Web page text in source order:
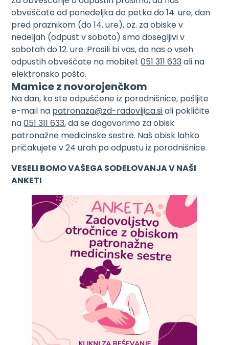
obveščate od ponedeljka do petka do 14. ure, dan
pred praznikom (do 14. ure), oz. za obiske v
nedeljah (odpust v soboto) smo dosegljivi v
sobotah do 12. ure. Prosili bi vas, da nas o vseh
odpustih obveščate na mobitel:051 311 633ali na
elektronsko pošto.
Mamice z novorojenčkom
Na dan, ko ste odpuščene iz porodnišnice, pošljite
e-mail na patronaza@zd-radovljica.siali pokličite
na051 311 633, da se dogovorimo za obisk
patronažne medicinske sestre. Naš obisk lahko
pričakujete v 24 urah po odpustu iz porodnišnice.
VESELI BOMO VAŠEGA SODELOVANJA V NAŠI
ANKETI